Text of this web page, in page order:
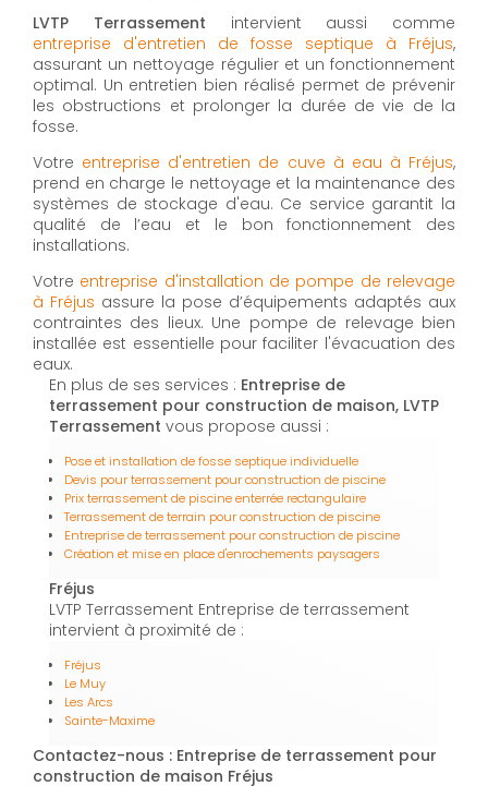
LVTP Terrassement intervient aussi comme
entreprise d'entretien de fosse septique à Fréjus,
assurant un nettoyage régulier et un fonctionnement
optimal. Un entretien bien réalisé permet de prévenir
les obstructions et prolonger la durée de vie de la
fosse.
Votre entreprise d'entretien de cuve à eau à Fréjus,
prend en charge le nettoyage et la maintenance des
systèmes de stockage d'eau. Ce service garantit la
qualité de l’eau et le bon fonctionnement des
installations.
Votre entreprise d'installation de pompe de relevage
à Fréjus assure la pose d’équipements adaptés aux
contraintes des lieux. Une pompe de relevage bien
installée est essentielle pour faciliter l'évacuation des
eaux.
En plus de ses services : Entreprise de
terrassement pour construction de maison, LVTP
Terrassement vous propose aussi :
Pose et installation de fosse septique individuelle
Devis pour terrassement pour construction de piscine
Prix terrassement de piscine enterrée rectangulaire
Terrassement de terrain pour construction de piscine
Entreprise de terrassement pour construction de piscine
Création et mise en place d'enrochements paysagers
Fréjus
LVTP Terrassement Entreprise de terrassement
intervient à proximité de :
Fréjus
Le Muy
Les Arcs
Sainte-Maxime
Contactez-nous : Entreprise de terrassement pour
construction de maison Fréjus